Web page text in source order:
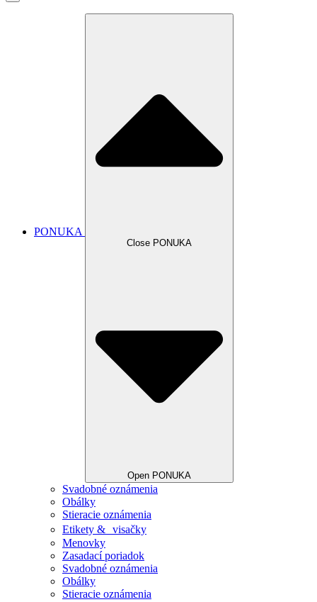
PONUKA
Close PONUKA
Open PONUKA
Svadobné oznámenia
Obálky
Stieracie oznámenia
Etikety & visačky
Menovky
Zasadací poriadok
Svadobné oznámenia
Obálky
Stieracie oznámenia